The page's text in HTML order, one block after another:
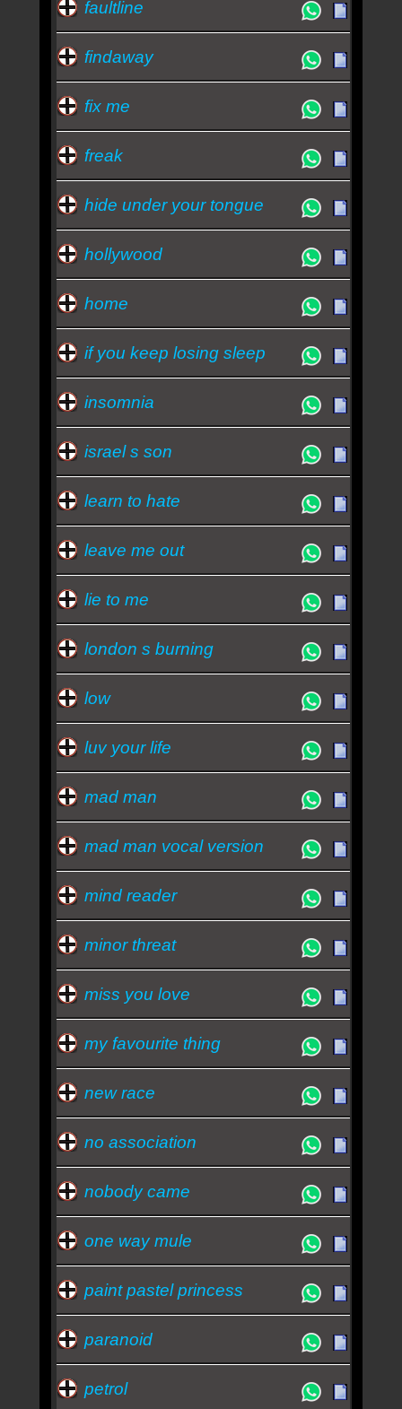
faultline
findaway
fix me
freak
hide under your tongue
hollywood
home
if you keep losing sleep
insomnia
israel s son
learn to hate
leave me out
lie to me
london s burning
low
luv your life
mad man
mad man vocal version
mind reader
minor threat
miss you love
my favourite thing
new race
no association
nobody came
one way mule
paint pastel princess
paranoid
petrol